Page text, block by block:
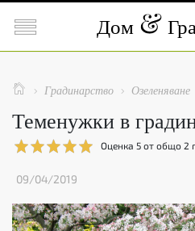
 Дом
  Градинарство  Озеленяване
Теменужки в
Оценка 5 от общо 2
09/04/2019